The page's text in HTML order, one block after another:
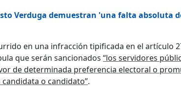
Verduga demuestran 'una falta absoluta
en una infracción tipificada en el artículo
que serán sancionados “los servidores
de determinada preferencia electoral o
o candidato”.